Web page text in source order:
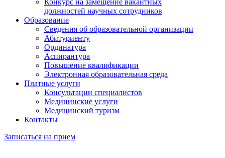
Конкурс на замещение вакантных
должностей научных сотрудников
Образование
Сведения об образовательной организации
Абитуриенту
Ординатура
Аспирантура
Повышение квалификации
Электронная образовательная среда
Платные услуги
Консультации специалистов
Медицинские услуги
Медицинский туризм
Контакты
Записаться на прием